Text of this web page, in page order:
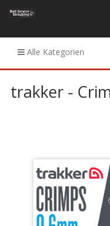
Alle Kategorien
trakker -